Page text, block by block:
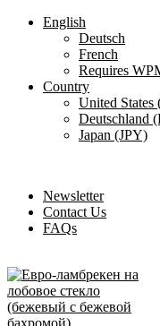
English
Deutsch
French
Requires
Country
United States
Deutschland
Japan (JPY)
Newsletter
Contact Us
FAQs